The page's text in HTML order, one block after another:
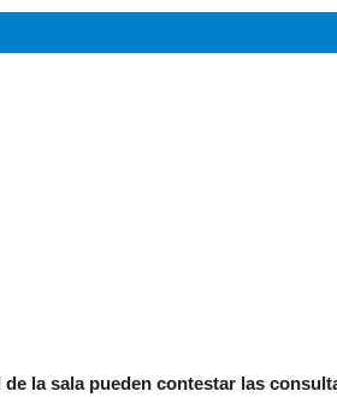
la sala pueden contestar las